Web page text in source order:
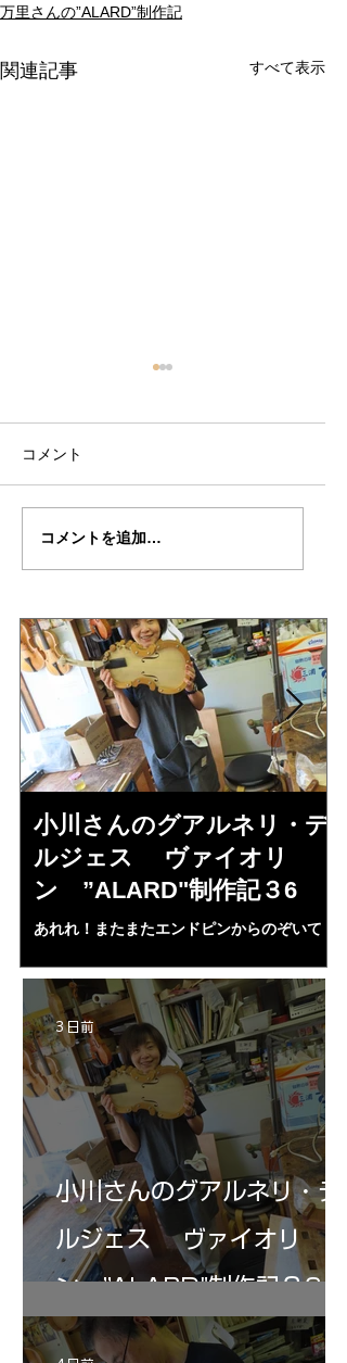
万里さんの”ALARD”制作記
関連記事 すべて表示
万里さんの”ALARD"制
コメント
コメントを追加…
小川さんのグアルネリ・デ
ルジェス ヴァイオリ
ン ”ALARD"制作記３6
あれれ！またまたエンドピンからのぞいて
ペーパー１００゜で徹底して削る。やっと光
が消えた。にかわで再度閉じる。消えた――
の小川さんの笑顔が満開となる・・。いよい
よ来週からニス塗りか？
小川さんのグアルネリ・デ
ルジェス ヴァイオリ
ン ”ALARD"制作記３6
3 日前